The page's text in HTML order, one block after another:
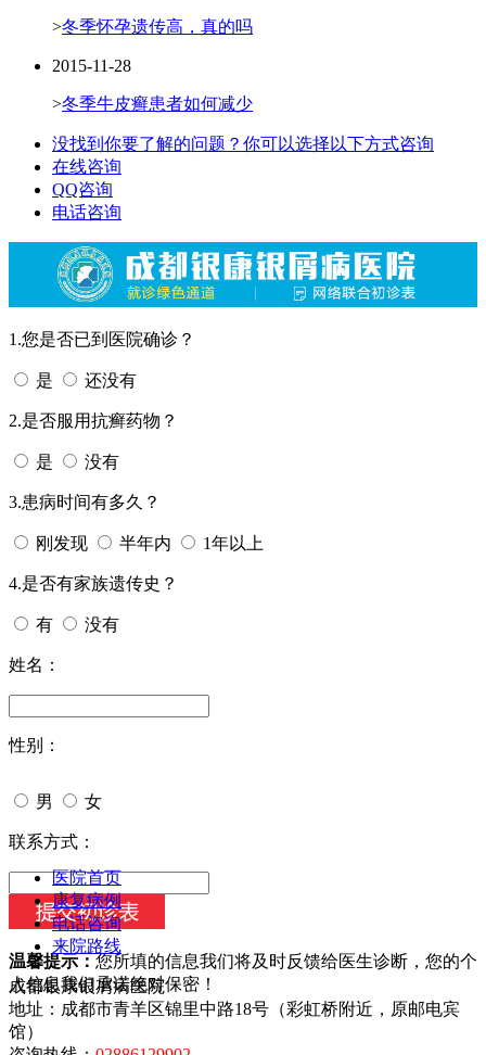
>冬季怀孕遗传高，真的吗
2015-11-28
>冬季牛皮癣患者如何减少
没找到你要了解的问题？你可以选择以下方式咨询
在线咨询
QQ咨询
电话咨询
1.您是否已到医院确诊？
是 还没有
2.是否服用抗癣药物？
是 没有
3.患病时间有多久？
刚发现 半年内 1年以上
4.是否有家族遗传史？
有 没有
姓名：
性别：
男 女
今天日期：
联系方式：
温馨提示： 您所填的信息我们将及时反馈给医生诊断，您的个
人信息我们承诺绝对保密！
医院首页
康复病例
电话咨询
来院路线
成都银康银屑病医院
地址：成都市青羊区锦里中路18号（彩虹桥附近，原邮电宾
馆）